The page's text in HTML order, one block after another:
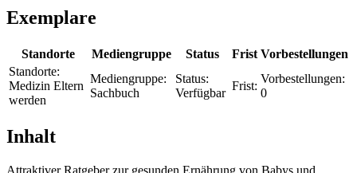
Exemplare
Standorte Mediengruppe Status Frist Vorbestellungen
Standorte:
Medizin Eltern
werden
Mediengruppe:
Sachbuch
Status:
Verfügbar
Frist:
Vorbestellungen:
0
Inhalt
Attraktiver Ratgeber zur gesunden Ernährung von Babys und